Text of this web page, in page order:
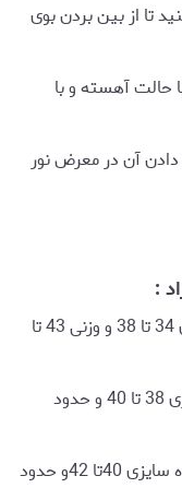
تا از بین بردن بوی
حالت آهسته و با
آن در معرض نور
:
S(کوچک): متناسب برای محدوده سایزی 34 تا 38 و وزنی 43 تا
M(متوسط): متناسب برای محدوده سایزی 38 تا 40 و حدود
L(متوسط به بالا ): متناسب برای محدوده سایزی 40تا 42و حدود